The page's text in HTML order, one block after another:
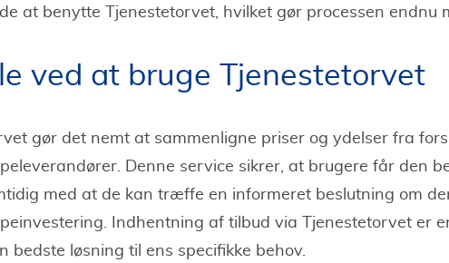
at benytte Tjenestetorvet, hvilket gør processen endnu
ved at bruge Tjenestetorvet
gør det nemt at sammenligne priser og ydelser fra
Denne service sikrer, at brugere får den
med at de kan træffe en informeret beslutning om
Indhentning af tilbud via Tjenestetorvet er
bedste løsning til ens specifikke behov.